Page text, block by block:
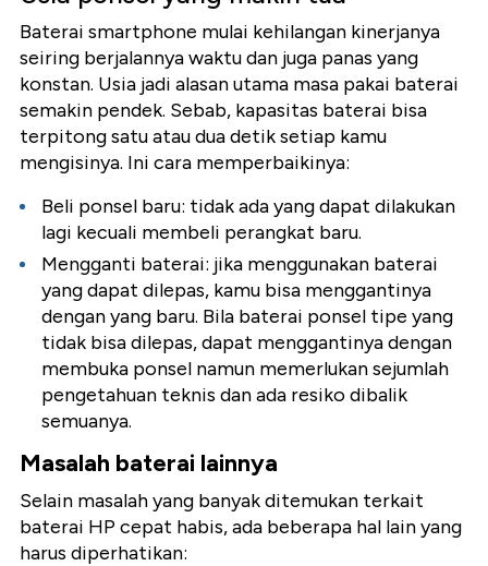
Baterai smartphone mulai kehilangan kinerjanya
seiring berjalannya waktu dan juga panas yang
konstan. Usia jadi alasan utama masa pakai baterai
semakin pendek. Sebab, kapasitas baterai bisa
terpitong satu atau dua detik setiap kamu
mengisinya. Ini cara memperbaikinya:
Beli ponsel baru: tidak ada yang dapat dilakukan
lagi kecuali membeli perangkat baru.
Mengganti baterai: jika menggunakan baterai
yang dapat dilepas, kamu bisa menggantinya
dengan yang baru. Bila baterai ponsel tipe yang
tidak bisa dilepas, dapat menggantinya dengan
membuka ponsel namun memerlukan sejumlah
pengetahuan teknis dan ada resiko dibalik
semuanya.
Masalah baterai lainnya
Selain masalah yang banyak ditemukan terkait
baterai HP cepat habis, ada beberapa hal lain yang
harus diperhatikan: